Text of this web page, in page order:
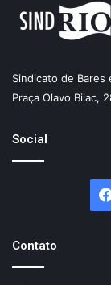
Sindicato de Bares
Praça Olavo Bilac,
Social
Contato